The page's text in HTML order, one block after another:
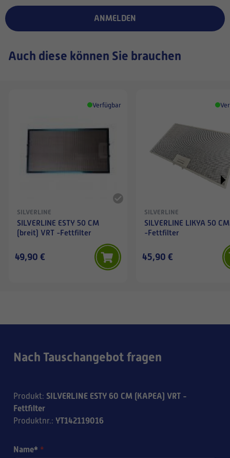
ANMELDEN
Auch diese können Sie brauchen
Verfügbar
SILVERLINE
SILVERLINE ESTY 50 CM
(breit) VRT -Fettfilter
49,90 €
SILVERLINE
SILVERLINE LIKYA 50
-Fettfilter
45,90 €
Nach Tauschangebot fragen
Produkt: SILVERLINE ESTY 60 CM (KAPEA) VRT -
Fettfilter
Produktnr.: YT142119016
Name* *